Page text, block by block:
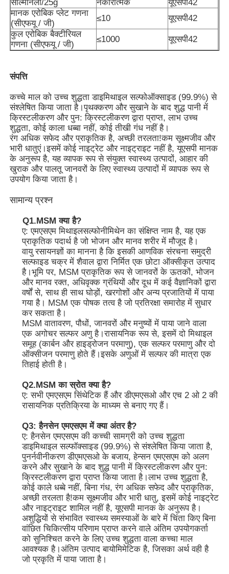
हमारे बारे में
गुणवत्ता नियंत्रण
एक उद्धरण का अनुरोध करें
एमएसएम पाउडर
एमएसएम डाइमिथाइल सल्फोन
एमएसएम थोक
डीएमएसओ डाइमिथाइल सल्फोक्साइड
एमएसएम पूरक
एमएसएम ग्लूकोसामाइन चोंड्रोइटिन
MSM संयुक्त पूरक घोड़ों के लिए
एमएसएम हेयर पाउडर
एमएसएम कार्बनिक सल्फर
शुद्ध एमएसएम क्रिस्टल
साल्मोनेला/25g नकारात्मक
यूएसपी42
मानक एरोबिक प्लेट गणना
(सीएफयू / जी)
≤10
यूएसपी42
कुल एरोबिक बैक्टीरियल
गणना (सीएफयू / जी)
≤1000 यूएसपी42
संपत्ति
कच्चे माल को उच्च शुद्धता डाइमिथाइल सल्फोऑक्साइड (99.9%) से
संश्लेषित किया जाता है।पृथक्करण और सुखाने के बाद शुद्ध पानी में
क्रिस्टलीकरण और पुन: क्रिस्टलीकरण द्वारा प्राप्त, लाभ उच्च
शुद्धता, कोई काला धब्बा नहीं, कोई तीखी गंध नहीं है।
रंग अधिक सफेद और प्राकृतिक है, अच्छी तरलता!कम सूक्ष्मजीव और
भारी धातुएं।इसमें कोई नाइट्रेट और नाइट्राइट नहीं है, यूएसपी मानक
के अनुरूप है, यह व्यापक रूप से संयुक्त स्वास्थ्य उत्पादों, आहार की
खुराक और पालतू जानवरों के लिए स्वास्थ्य उत्पादों में व्यापक रूप से
उपयोग किया जाता है।
सामान्य प्रश्न
Q1.MSM क्या है?
ए: एमएसएम मिथाइलसल्फोनीमिथेन का संक्षिप्त नाम है, यह एक
प्राकृतिक पदार्थ है जो भोजन और मानव शरीर में मौजूद है।
वायु रसायनज्ञों का मानना ​​है कि इसकी आणविक संरचना समुद्री
सल्फाइड चक्र में शैवाल द्वारा निर्मित एक छोटा ऑक्सीकृत उत्पाद
है।भूमि पर, MSM प्राकृतिक रूप से जानवरों के ऊतकों, भोजन
और मानव रक्त, अधिवृक्क ग्रंथियों और दूध में कई वैज्ञानिकों द्वारा
वर्षों से, साथ ही साथ घोड़ों, खरगोशों और अन्य प्रजातियों में पाया
गया है। MSM एक पोषक तत्व है जो प्रतिरक्षा समारोह में सुधार
कर सकता है।
MSM वातावरण, पौधों, जानवरों और मनुष्यों में पाया जाने वाला
एक अगोचर सल्फर अणु है।रासायनिक रूप से, इसमें दो मिथाइल
समूह (कार्बन और हाइड्रोजन परमाणु), एक सल्फर परमाणु और दो
ऑक्सीजन परमाणु होते हैं।इसके अणुओं में सल्फर की मात्रा एक
तिहाई होती है।
Q2.MSM का स्रोत क्या है?
ए: सभी एमएसएम सिंथेटिक हैं और डीएमएसओ और एच 2 ओ 2 की
रासायनिक प्रतिक्रिया के माध्यम से बनाए गए हैं।
Q3: हैनसेन एमएसएम में क्या अंतर है?
ए: हैनसेन एमएसएम की कच्ची सामग्री को उच्च शुद्धता
डाइमिथाइल सल्फॉक्साइड (99.9%) से संश्लेषित किया जाता है,
पुनर्नवीनीकरण डीएमएसओ के बजाय, हेन्सन एमएसएम को अलग
करने और सुखाने के बाद शुद्ध पानी में क्रिस्टलीकरण और पुन:
क्रिस्टलीकरण द्वारा प्राप्त किया जाता है।लाभ उच्च शुद्धता है,
कोई काले धब्बे नहीं, बिना गंध, रंग अधिक सफेद और प्राकृतिक,
अच्छी तरलता है!कम सूक्ष्मजीव और भारी धातु, इसमें कोई नाइट्रेट
और नाइट्राइट शामिल नहीं है, यूएसपी मानक के अनुरूप है।
अशुद्धियों से संभावित स्वास्थ्य समस्याओं के बारे में चिंता किए बिना
वांछित चिकित्सीय परिणाम प्राप्त करने वाले अंतिम उपयोगकर्ता
को सुनिश्चित करने के लिए उच्च शुद्धता वाला कच्चा माल
आवश्यक है।अंतिम उत्पाद बायोमिमेटिक है, जिसका अर्थ वही है
जो प्रकृति में पाया जाता है।